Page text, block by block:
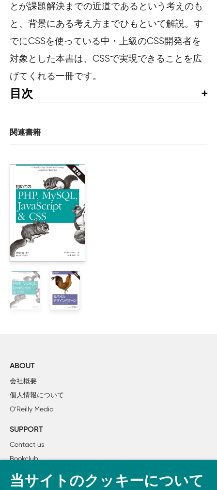
とが課題解決までの近道であるという考えのも
と、背景にある考え方までひもといて解説。す
でにCSSを使っている中・上級のCSS開発者を
対象とした本書は、CSSで実現できることを広
げてくれる一冊です。
目次
謝辞
メイキング
1章　イントロダクション
    Web標準は敵か？ 味方か？
    CSSコーディングのコツ
2章　背景とボーダー
    1 半透明なボーダー
    2 複数のボーダー
    4 角の内側を丸める
    5 ストライプ模様の背景
    6 複雑な背景のパターン
    9 さまざまな楕円形
    10 平行四辺形
    12 角の切り落とし
    13 台形のタブ
4章　視覚効果
    15 単方向の影
    16 不規則な形状のドロップシャドウ
    17 色調の調整
関連書籍
ABOUT
会社概要
個人情報について
O’Reilly Media
SUPPORT
Contact us
Bookclub
書籍注文
当サイトのクッキーについて